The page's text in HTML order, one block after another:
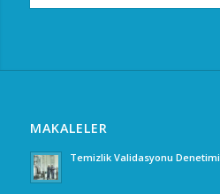
MAKALELER
Temizlik Validasyonu Denetimi